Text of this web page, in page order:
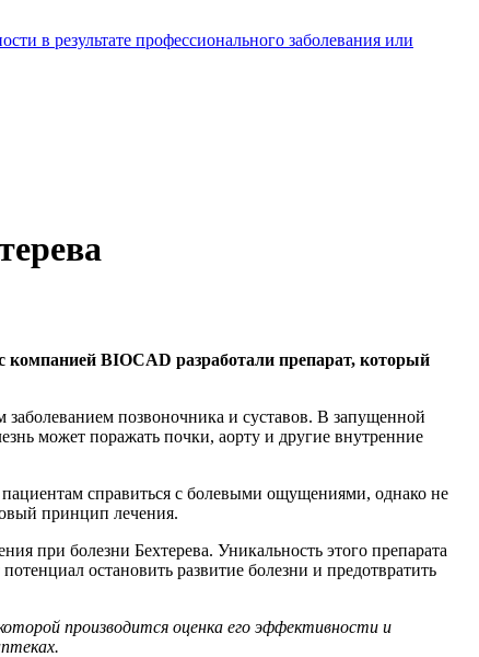
в результате профессионального заболевания или
BIOCAD разработали препарат, который
позвоночника и суставов. В запущенной
может поражать почки, аорту и другие внутренние
справиться с болевыми ощущениями, однако не
принцип лечения.
при болезни Бехтерева. Уникальность этого препарата
остановить развитие болезни и предотвратить
производится оценка его эффективности и